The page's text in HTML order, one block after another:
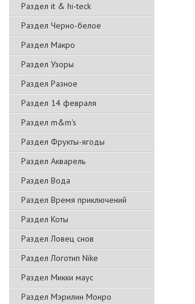
Раздел it & hi-teck
Раздел Черно-белое
Раздел Макро
Раздел Узоры
Раздел Разное
Раздел 14 февраля
Раздел m&m's
Раздел Фрукты-ягоды
Раздел Акварель
Раздел Вода
Раздел Время приключений
Раздел Коты
Раздел Ловец снов
Раздел Логотип Nike
Раздел Микки маус
Раздел Мэрилин Монро